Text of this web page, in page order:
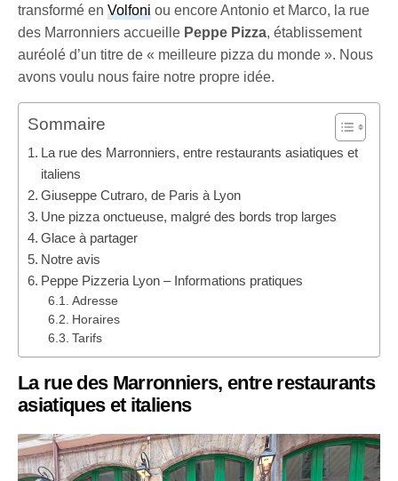
transformé enVolfoni ou encore Antonio et Marco, la rue
des Marronniers accueille Peppe Pizza, établissement
auréolé d’un titre de « meilleure pizza du monde ». Nous
avons voulu nous faire notre propre idée.
Sommaire
La rue des Marronniers, entre restaurants asiatiques et
italiens
Giuseppe Cutraro, de Paris à Lyon
Une pizza onctueuse, malgré des bords trop larges
Glace à partager
Notre avis
Peppe Pizzeria Lyon – Informations pratiques
Adresse
Horaires
Tarifs
La rue des Marronniers, entre restaurants
asiatiques et italiens